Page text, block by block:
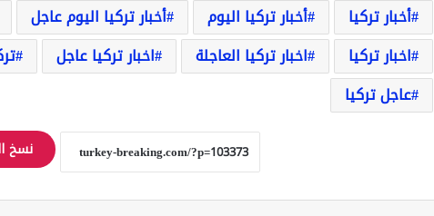
أخبار تركيا أخبار تركيا اليوم أخبار تركيا اليوم عاجل
اخبار تركيا
اخبار تركيا العاجلة اخبار تركيا عاجل
عاجل تركيا
نسخ